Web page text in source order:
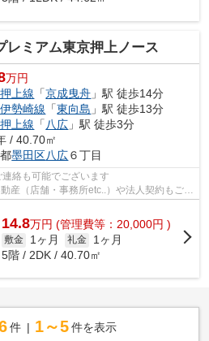
レミアム東京押上ノース
万円
上線 「京成曳舟 」駅 徒歩14分
勢崎線 「東向島 」駅 徒歩13分
上線 「八広 」駅 徒歩3分
/ 40.70㎡
墨田区八広６丁目
絡も可能でございます
産（店舗・事務所etc..）や法人契約もご対
含め一都三県エリ...
14.8万円 (管理費等：20,000円 )
敷金 1ヶ月 礼金
1ヶ月
5階 / 2DK / 40.70㎡
件 1～5 件を表示